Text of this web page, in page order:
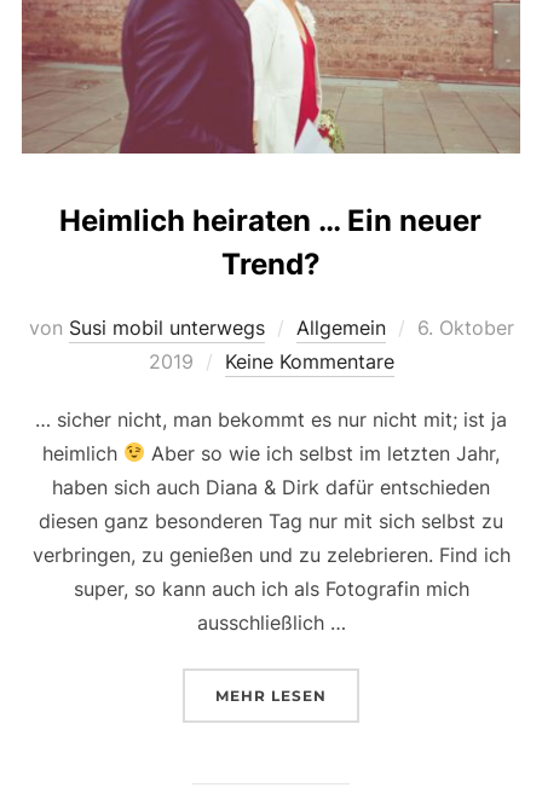
Heimlich heiraten … Ein neuer
Trend?
von Susi mobil unterwegs Allgemein
Veröffentlicht
6. Oktober
2019
Keine Kommentare
… sicher nicht, man bekommt es nur nicht mit; ist ja
heimlich
Aber so wie ich selbst im letzten Jahr,
haben sich auch Diana & Dirk dafür entschieden
diesen ganz besonderen Tag nur mit sich selbst zu
verbringen, zu genießen und zu zelebrieren. Find ich
super, so kann auch ich als Fotografin mich
ausschließlich …
MEHR ÜBER „HEIMLICH HEIRATEN …
LESEN